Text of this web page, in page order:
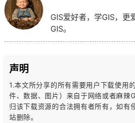
GIS爱好者，学GIS，更
GIS。
声明
1.本文所分享的所有需要用户下载使用
件、数据、图片） 来自于网络或者麻辣
归该下载资源的合法拥有者所有，如有
站删除。